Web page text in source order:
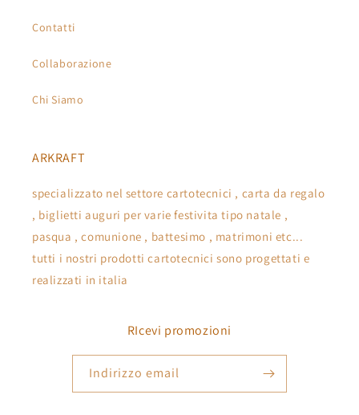
Contatti
Collaborazione
Chi Siamo
ARKRAFT
specializzato nel settore cartotecnici , carta da regalo
, biglietti auguri per varie festivita tipo natale ,
pasqua , comunione , battesimo , matrimoni etc...
tutti i nostri prodotti cartotecnici sono progettati e
realizzati in italia
RIcevi promozioni
Indirizzo email